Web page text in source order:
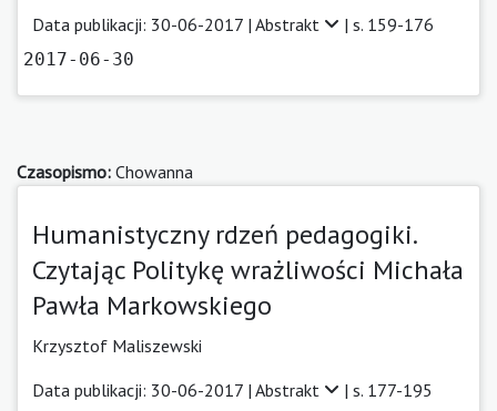
Data publikacji: 30-06-2017 | Abstrakt | s. 159-176
2017-06-30
Czasopismo: Chowanna
Humanistyczny rdzeń pedagogiki.
Czytając Politykę wrażliwości Michała
Pawła Markowskiego
Krzysztof Maliszewski
Data publikacji: 30-06-2017 | Abstrakt | s. 177-195